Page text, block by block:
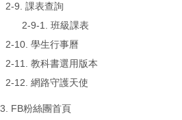
2-9. 課表查詢
2-9-1. 班級課表
2-10. 學生行事曆
2-11. 教科書選用版本
2-12. 網路守護天使
3. FB粉絲團首頁